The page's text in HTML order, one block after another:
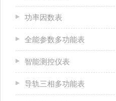
功率因数表
全能参数多功能表
智能测控仪表
导轨三相多功能表